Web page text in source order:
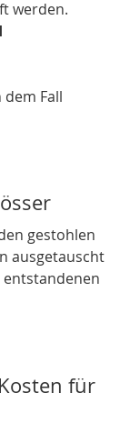
werden.
Fall
gestohlen
ausgetauscht
entstandenen
für